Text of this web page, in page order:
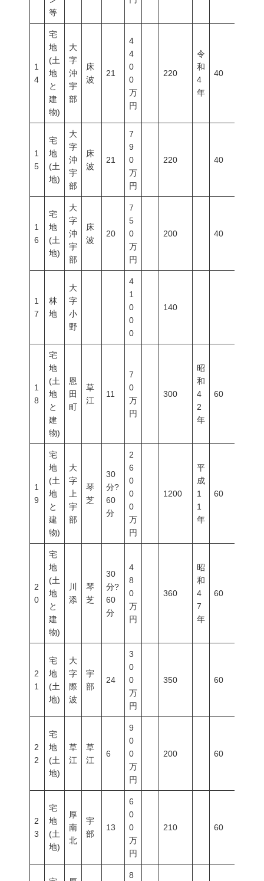
等
1
4
宅
地
(土
地
と
建
物)
大
字
沖
宇
部
床
波
21
4
4
0
0
万
円
220
令
和
4
年
40
1
5
宅
地
(土
地)
大
字
沖
宇
部
床
波
21
7
9
0
万
円
220 40
1
6
宅
地
(土
地)
大
字
沖
宇
部
床
波
20
7
5
0
万
円
200 40
1
7
林
地
大
字
小
野
4
1
0
0
0
140
1
8
宅
地
(土
地
と
建
物)
恩
田
町
草
江
11
7
0
万
円
300
昭
和
4
2
年
60
1
9
宅
地
(土
地
と
建
物)
大
字
上
宇
部
琴
芝
30
分?
60
分
2
6
0
0
0
万
円
1200
平
成
1
1
年
60
2
0
宅
地
(土
地
と
建
物)
川
添
琴
芝
30
分?
60
分
4
8
0
万
円
360
昭
和
4
7
年
60
2
1
宅
地
(土
地)
大
字
際
波
宇
部
24
3
0
0
万
円
350 60
2
2
宅
地
(土
地)
草
江
草
江
6
9
0
0
万
円
200 60
2
3
宅
地
(土
地)
厚
南
北
宇
部
13
6
0
0
万
円
210 60
8